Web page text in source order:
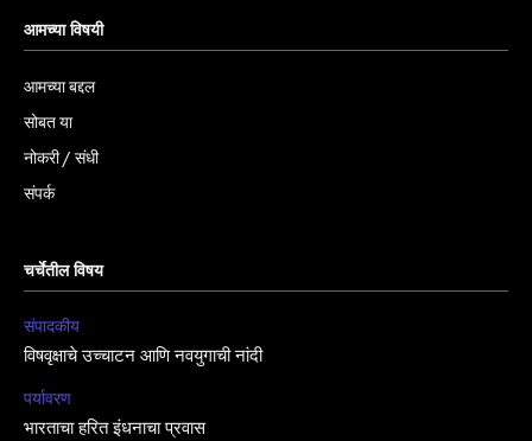
आमच्या विषयी
आमच्या बद्दल
सोबत या
नोकरी / संधी
संपर्क
चर्चेतील विषय
संपादकीय
विषवृक्षाचे उच्चाटन आणि नवयुगाची नांदी
पर्यावरण
भारताचा हरित इंधनाचा प्रवास